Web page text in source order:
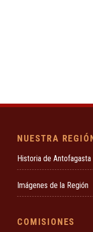
NUESTRA
Historia de Antofagasta
Imágenes de la Región
COMISIONES